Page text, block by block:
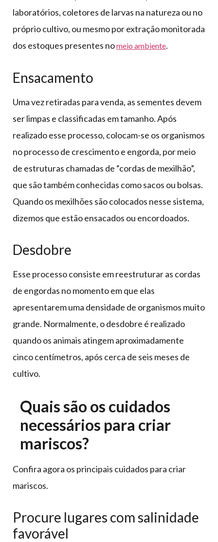
laboratórios, coletores de larvas na natureza ou no
próprio cultivo, ou mesmo por extração monitorada
dos estoques presentes nomeio ambiente.
Ensacamento
Uma vez retiradas para venda, as sementes devem
ser limpas e classificadas em tamanho. Após
realizado esse processo, colocam-se os organismos
no processo de crescimento e engorda, por meio
de estruturas chamadas de “cordas de mexilhão”,
que são também conhecidas como sacos ou bolsas.
Quando os mexilhões são colocados nesse sistema,
dizemos que estão ensacados ou encordoados.
Desdobre
Esse processo consiste em reestruturar as cordas
de engordas no momento em que elas
apresentarem uma densidade de organismos muito
grande. Normalmente, o desdobre é realizado
quando os animais atingem aproximadamente
cinco centímetros, após cerca de seis meses de
cultivo.
Quais são os cuidados
necessários para criar
mariscos?
Confira agora os principais cuidados para criar
mariscos.
Procure lugares com salinidade
favorável